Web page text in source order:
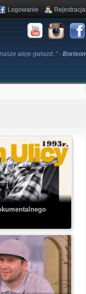
aleje gwiazd.." - Borixon
Logowanie Rejestracja